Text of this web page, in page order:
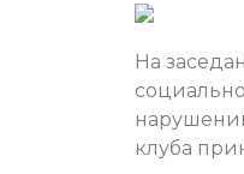
На
клуба